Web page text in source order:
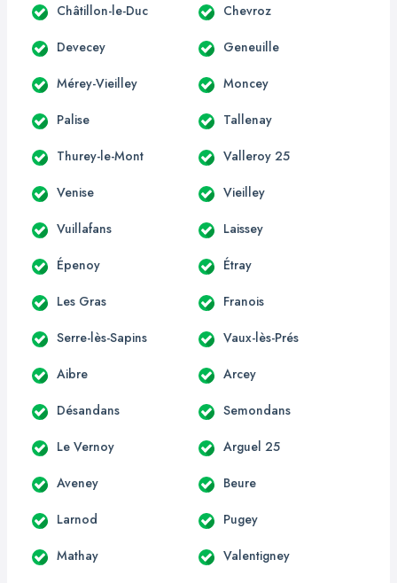
Châtillon-le-Duc Chevroz
Devecey Geneuille
Mérey-Vieilley Moncey
Palise Tallenay
Thurey-le-Mont Valleroy 25
Venise Vieilley
Vuillafans Laissey
Épenoy Étray
Les Gras Franois
Serre-lès-Sapins Vaux-lès-Prés
Aibre Arcey
Désandans Semondans
Le Vernoy Arguel 25
Aveney Beure
Larnod Pugey
Mathay Valentigney